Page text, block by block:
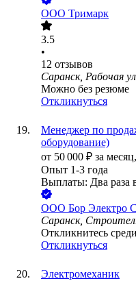
ООО Тримарк
3.5
•
12 отзывов
Саранск, Рабочая
Можно без резюме
Откликнуться
Менеджер по
оборудование)
от 50 000 ₽ за месяц,
Опыт 1-3 года
Выплаты: Два раза
ООО Бор Электро
Саранск,
Откликнитесь
Откликнуться
Электромеханик